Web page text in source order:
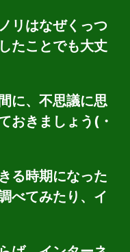
リはなぜくっつ
たことでも大丈
に、不思議に思
おきましょう(・
る時期になった
べてみたり、イ